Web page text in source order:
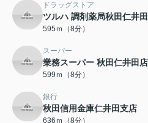
ドラッグストア
ツルハ 調剤薬局秋田仁井
595ｍ（8分）
スーパー
業務スーパー 秋田仁井田店
599ｍ（8分）
銀行
秋田信用金庫仁井田支店
636ｍ（8分）